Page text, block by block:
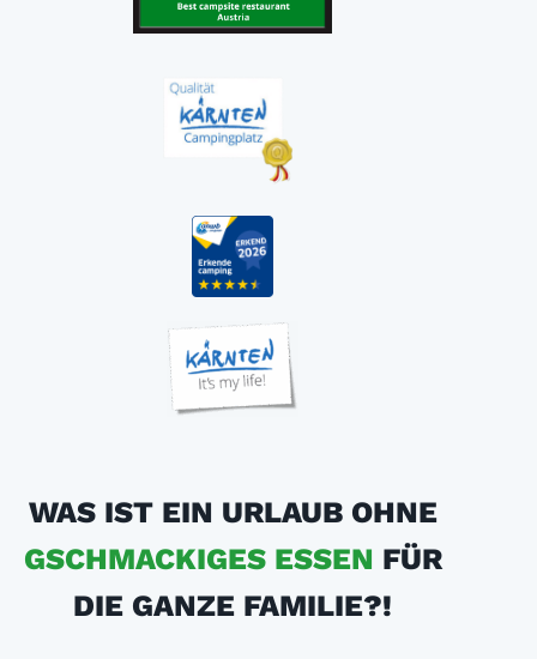
WAS IST EIN URLAUB OHNE
GSCHMACKIGES ESSEN FÜR
DIE GANZE FAMILIE?!